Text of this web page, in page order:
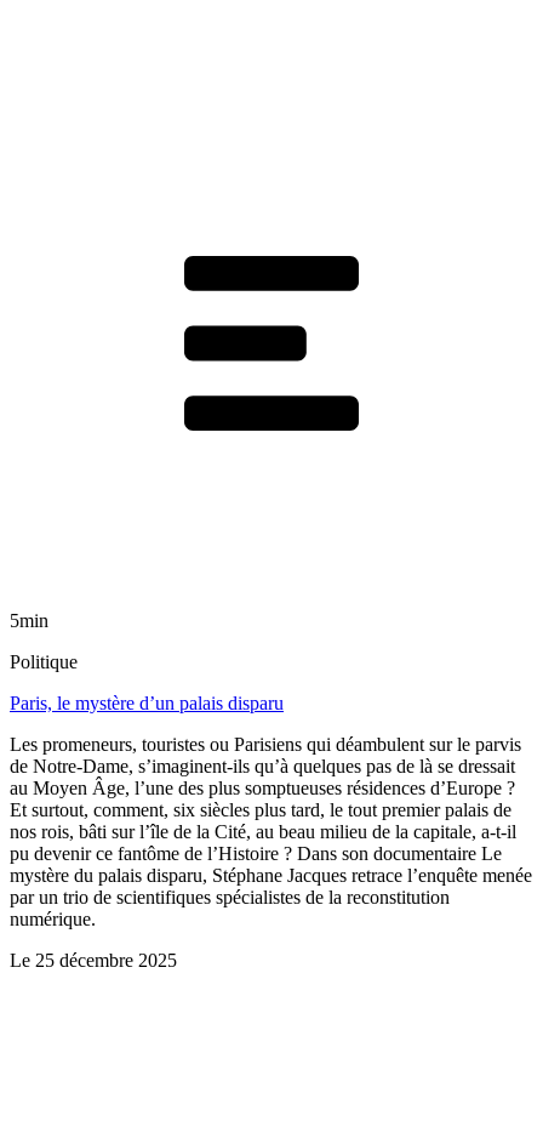
5min
Politique
Paris, le mystère d’un palais disparu
Les promeneurs, touristes ou Parisiens qui déambulent sur le parvis
de Notre-Dame, s’imaginent-ils qu’à quelques pas de là se dressait
au Moyen Âge, l’une des plus somptueuses résidences d’Europe ?
Et surtout, comment, six siècles plus tard, le tout premier palais de
nos rois, bâti sur l’île de la Cité, au beau milieu de la capitale, a-t-il
pu devenir ce fantôme de l’Histoire ? Dans son documentaire Le
mystère du palais disparu, Stéphane Jacques retrace l’enquête menée
par un trio de scientifiques spécialistes de la reconstitution
numérique.
Le 25 décembre 2025